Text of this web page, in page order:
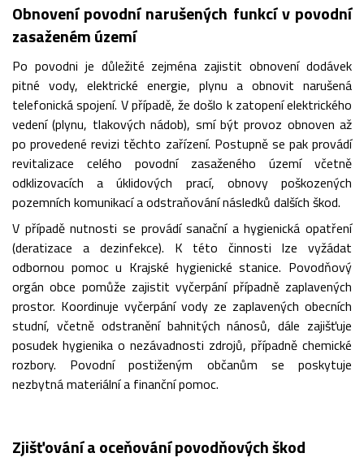
Obnovení povodní narušených funkcí v povodní
zasaženém území
Po povodni je důležité zejména zajistit obnovení dodávek
pitné vody, elektrické energie, plynu a obnovit narušená
telefonická spojení. V případě, že došlo k zatopení elektrického
vedení (plynu, tlakových nádob), smí být provoz obnoven až
po provedené revizi těchto zařízení. Postupně se pak provádí
revitalizace celého povodní zasaženého území včetně
odklizovacích a úklidových prací, obnovy poškozených
pozemních komunikací a odstraňování následků dalších škod.
V případě nutnosti se provádí sanační a hygienická opatření
(deratizace a dezinfekce). K této činnosti lze vyžádat
odbornou pomoc u Krajské hygienické stanice. Povodňový
orgán obce pomůže zajistit vyčerpání případně zaplavených
prostor. Koordinuje vyčerpání vody ze zaplavených obecních
studní, včetně odstranění bahnitých nánosů, dále zajišťuje
posudek hygienika o nezávadnosti zdrojů, případně chemické
rozbory. Povodní postiženým občanům se poskytuje
nezbytná materiální a finanční pomoc.
Zjišťování a oceňování povodňových škod